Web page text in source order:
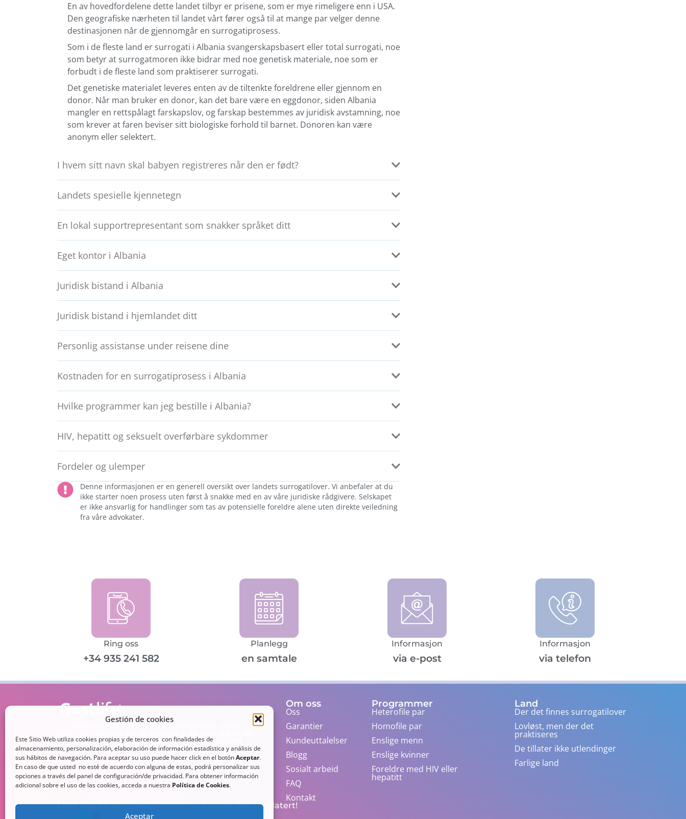
Gestión de cookies
Este Sitio Web utiliza cookies propias y de terceros con finalidades de
almacenamiento, personalización, elaboración de información estadística y análisis de
sus hábitos de navegación. Para aceptar su uso puede hacer click en el botónAceptar.
En caso de que usted no esté de acuerdo con alguna de estas, podrá personalizar sus
opciones a través del panel de configuración/de privacidad. Para obtener información
adicional sobre el uso de las cookies, acceda a nuestra Política de Cookies.
Aceptar
En av hovedfordelene dette landet tilbyr er prisene, som er mye rimeligere enn i USA.
Den geografiske nærheten til landet vårt fører også til at mange par velger denne
destinasjonen når de gjennomgår en surrogatiprosess.
Som i de fleste land er surrogati i Albania svangerskapsbasert eller total surrogati, noe
som betyr at surrogatmoren ikke bidrar med noe genetisk materiale, noe som er
forbudt i de fleste land som praktiserer surrogati.
Det genetiske materialet leveres enten av de tiltenkte foreldrene eller gjennom en
donor. Når man bruker en donor, kan det bare være en eggdonor, siden Albania
mangler en rettspålagt farskapslov, og farskap bestemmes av juridisk avstamning, noe
som krever at faren beviser sitt biologiske forhold til barnet. Donoren kan være
anonym eller selektert.
I hvem sitt navn skal babyen registreres når den er født?
Landets spesielle kjennetegn
En lokal supportrepresentant som snakker språket ditt
Eget kontor i Albania
Juridisk bistand i Albania
Juridisk bistand i hjemlandet ditt
Personlig assistanse under reisene dine
Kostnaden for en surrogatiprosess i Albania
Hvilke programmer kan jeg bestille i Albania?
HIV, hepatitt og seksuelt overførbare sykdommer
Fordeler og ulemper
Denne informasjonen er en generell oversikt over landets surrogatilover. Vi anbefaler at du
ikke starter noen prosess uten først å snakke med en av våre juridiske rådgivere. Selskapet
er ikke ansvarlig for handlinger som tas av potensielle foreldre alene uten direkte veiledning
fra våre advokater.
Ring oss
+34 935 241 582
Planlegg
en samtale
Informasjon
via e-post
Informasjon
via telefon
Farsrollen forandret livene våre. Det var en før, og en
og men, for mange år siden startet vi dette oppdraget
med å gjøre det uvirkelige virkelig, det umulige mulig. I
dag er vi mer enn 200 mennesker i 11 land.
Om oss
Oss
Garantier
Kundeuttalelser
Blogg
Sosialt arbeid
FAQ
Kontakt
Programmer
Heterofile par
Homofile par
Enslige menn
Enslige kvinner
Foreldre med HIV eller
hepatitt
Land
Der det finnes surrogatilover
Lovløst, men der det
praktiseres
De tillater ikke utlendinger
Farlige land
Meld deg på nyhetsbrevet vårt for å holde deg oppdatert!